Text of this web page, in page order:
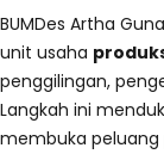
BUMDes Artha
unit usaha
penggilingan,
Langkah ini
membuka peluang